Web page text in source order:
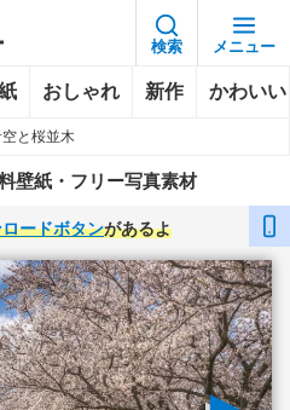
検索 メニュー
おしゃれ 新作 かわいい
と桜並木
壁紙・フリー写真素材
ードボタンがあるよ